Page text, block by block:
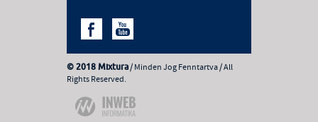
© 2018 Mixtura/ Minden Jog Fenntartva / All
Rights Reserved.